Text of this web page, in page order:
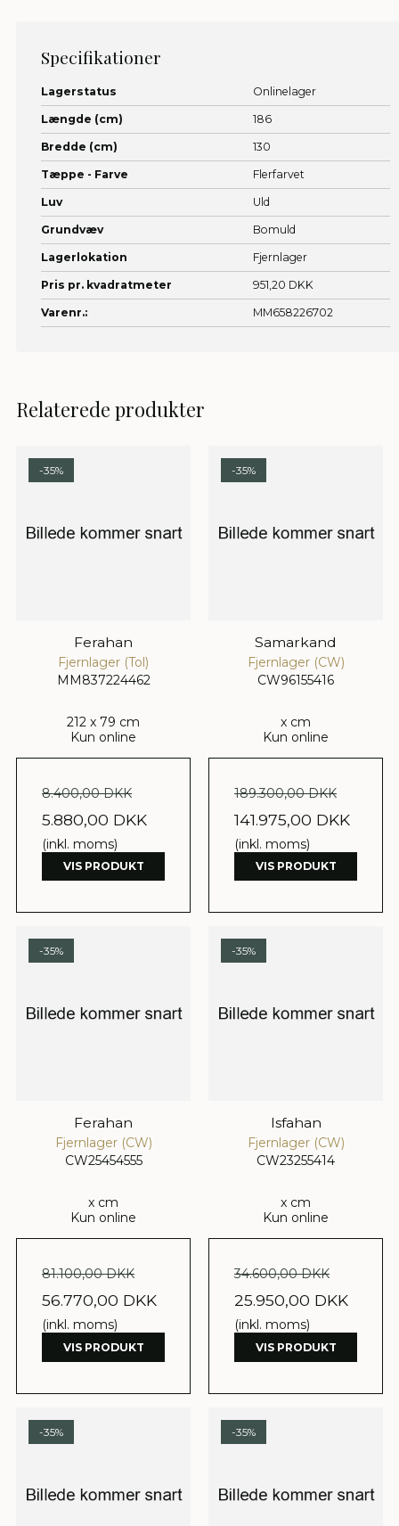
Specifikationer
Lagerstatus Onlinelager
Længde (cm) 186
Bredde (cm) 130
Tæppe - Farve Flerfarvet
Luv Uld
Grundvæv Bomuld
Lagerlokation Fjernlager
Pris pr. kvadratmeter 951,20 DKK
Varenr.: MM658226702
Relaterede produkter
-35%
Ferahan
Fjernlager (Tol)
MM837224462
212 x 79 cm
Kun online
8.400,00 DKK
5.880,00 DKK
(inkl. moms)
VIS PRODUKT
-35%
Samarkand
Fjernlager (CW)
CW96155416
x cm
Kun online
189.300,00 DKK
141.975,00 DKK
(inkl. moms)
VIS PRODUKT
-35%
Ferahan
Fjernlager (CW)
CW25454555
x cm
Kun online
81.100,00 DKK
56.770,00 DKK
(inkl. moms)
VIS PRODUKT
-35%
Isfahan
Fjernlager (CW)
CW23255414
x cm
Kun online
34.600,00 DKK
25.950,00 DKK
(inkl. moms)
VIS PRODUKT
-35% -35%